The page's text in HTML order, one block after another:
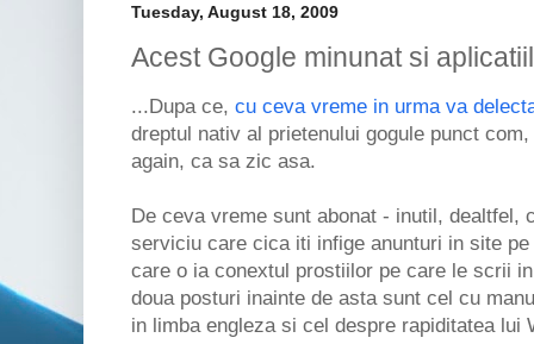
Tuesday, August 18, 2009
Acest Google minunat si
...Dupa ce, cu ceva vreme in urma va
dreptul nativ al prietenului gogule punct
again, ca sa zic asa.
De ceva vreme sunt abonat - inutil, dealtfel,
serviciu care cica iti infige anunturi in site
care o ia conextul prostiilor pe care le scrii
doua posturi inainte de asta sunt cel cu
in limba engleza si cel despre rapiditatea lui